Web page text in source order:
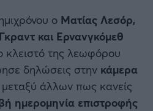
ο Ματίας Λεσόρ,
Γκραντ και Ερνανγκόμεθ
της λεωφόρου
δηλώσεις στην κάμερα
άλλων πως κανείς
ημερομηνία επιστροφής